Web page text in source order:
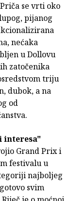
se vrti oko
pijanog
nećaka
u Dollovu
zatočenika
triju
dubok, a na
od
interesa"
Grand Prix i
festivalu u
najboljeg
svim